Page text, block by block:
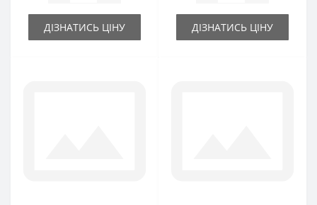
ДІЗНАТИСЬ ЦІНУ ДІЗНАТИСЬ ЦІНУ